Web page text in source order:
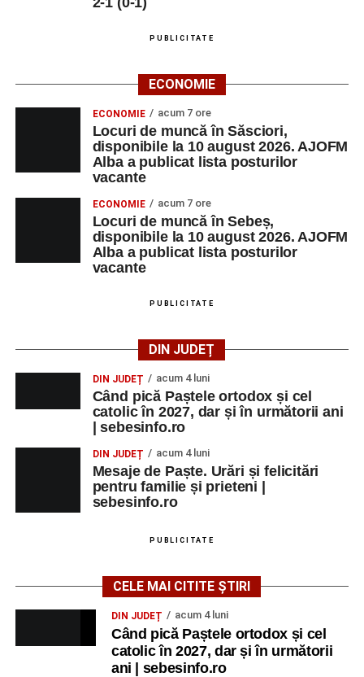
MALURA & RV SRL SECRETARA
Adaugă-ne ca sursă preferată
Urmărește-ne pe Google News
Ultimele știri din Sebeș
Incendiu la un autoturism pe Autostrada A1, în zona
localității Sibișeni
Școala de Fotbal Valea Frumoasei își întărește
lotul pentru noul sezon. Trei achiziții și performanțe
urma căruia patru persoane au ajuns la spital
PUBLICITATE
ECONOMIE
ECONOMIE acum 7 ore
Locuri de muncă în Săsciori,
disponibile la 10 august 2026. AJOFM
Alba a publicat lista posturilor
vacante
ECONOMIE acum 7 ore
Locuri de muncă în Sebeș,
disponibile la 10 august 2026. AJOFM
Alba a publicat lista posturilor
vacante
PUBLICITATE
DIN JUDEȚ
DIN JUDEȚ acum 4 luni
Când pică Paștele ortodox și cel
catolic în 2027, dar și în următorii ani
| sebesinfo.ro
DIN JUDEȚ acum 4 luni
Mesaje de Paște. Urări și felicitări
pentru familie și prieteni |
sebesinfo.ro
PUBLICITATE
CELE MAI CITITE ȘTIRI
DIN JUDEȚ acum 4 luni
Când pică Paștele ortodox și cel
catolic în 2027, dar și în următorii
ani | sebesinfo.ro